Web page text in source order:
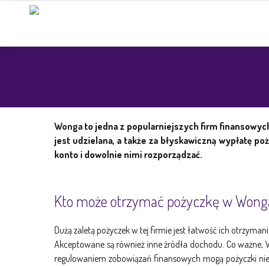
Przeskocz
Wonga to jedna z popularniejszych firm
jest udzielana, a także za błyskawiczną wypłatę
konto i dowolnie nimi rozporządzać.
Kto może otrzymać pożyczkę w
Dużą zaletą pożyczek w tej firmie jest łatwość ich
Akceptowane są również inne źródła dochodu. Co
regulowaniem zobowiązań finansowych mogą pożyczki